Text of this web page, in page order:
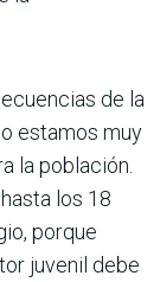
de la
estamos muy
la población.
los 18
porque
juvenil debe